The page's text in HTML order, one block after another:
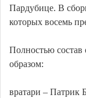
Пардубице. В
которых восемь
Полностью
образом:
вратари – Патрик